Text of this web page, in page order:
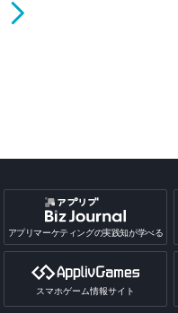
アプリマーケティングの実践知が学べる
スマホゲーム情報サイト